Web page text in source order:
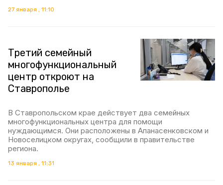
27 января , 11:10
Третий семейный
многофункциональный
центр откроют на
Ставрополье
В Ставропольском крае действует два семейных
многофункциональных центра для помощи
нуждающимся. Они расположены в Апанасенковском и
Новоселицком округах, сообщили в правительстве
региона.
13 января , 11:31